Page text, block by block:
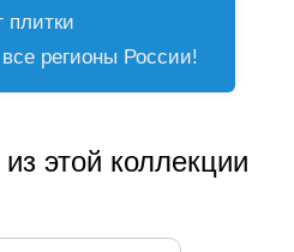
плитки
регионы России!
этой коллекции